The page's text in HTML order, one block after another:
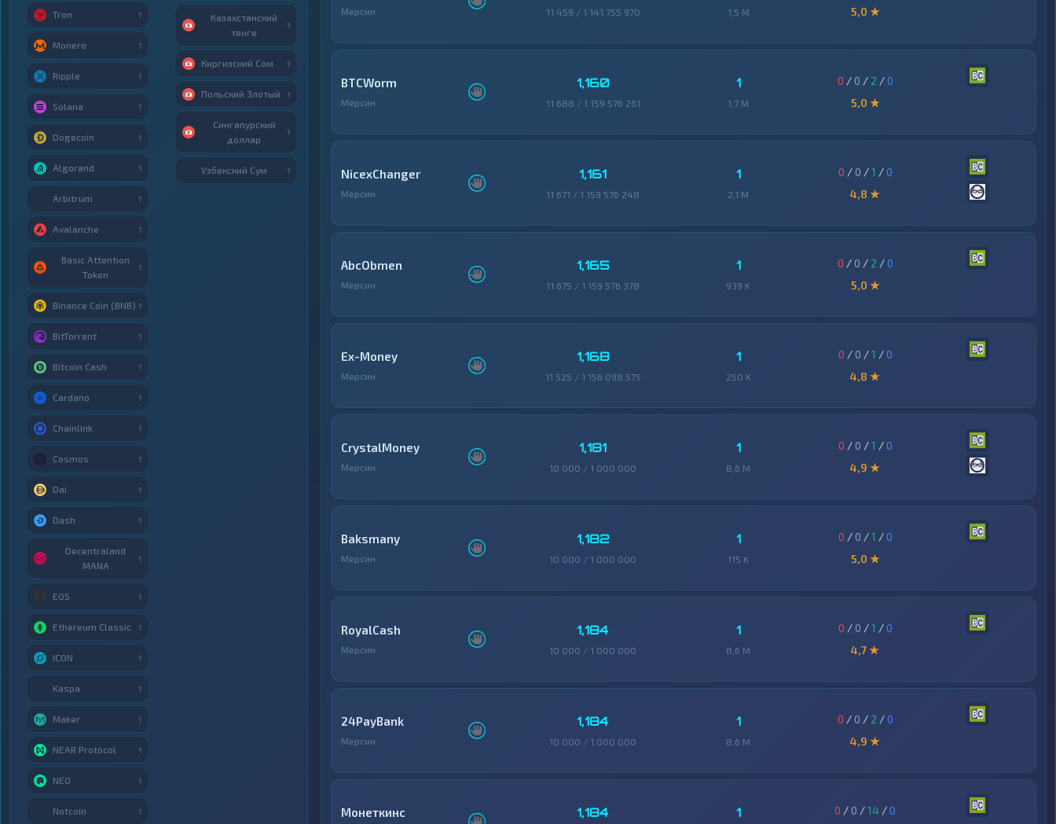
Мерсин 11 459 / 1 141 755 970 1,5 M
5,0 ★
BTCWorm
Мерсин
1,160
11 688 / 1 159 576 261
1
1,7 M
0 / 0 / 2 /0
5,0 ★
NicexChanger
Мерсин
1,161
11 671 / 1 159 576 248
1
2,1 M
0 / 0 /1 /0
4,8 ★
AbcObmen
Мерсин
1,165
11 675 / 1 159 576 378
1
939 K
0 / 0 / 2 /0
5,0 ★
Ex-Money
Мерсин
1,168
11 525 / 1 156 098 575
1
250 K
0 / 0 /1 /0
4,8 ★
CrystalMoney
Мерсин
1,181
10 000 / 1 000 000
1
8,6 M
0 / 0 /1 /0
4,9 ★
Baksmany
Мерсин
1,182
10 000 / 1 000 000
1
115 K
0 / 0 /1 /0
5,0 ★
RoyalCash
Мерсин
1,184
10 000 / 1 000 000
1
8,6 M
0 / 0 /1 /0
4,7 ★
24PayBank
Мерсин
1,184
10 000 / 1 000 000
1
8,6 M
0 / 0 / 2 /0
4,9 ★
Монеткинс 1,184 1 0 / 0 /14 /0
Tron 1
Monero 1
Ripple 1
Solana 1
Dogecoin 1
Algorand 1
Arbitrum 1
Avalanche 1
Basic Attention
Token
1
Binance Coin (BNB) 1
BitTorrent 1
Bitcoin Cash 1
Cardano 1
Chainlink 1
Cosmos 1
Dai 1
Dash 1
Decentraland
MANA
1
EOS 1
Ethereum Classic 1
ICON 1
Kaspa 1
Maker 1
NEAR Protocol 1
NEO 1
Notcoin 1
Казахстанский
тенге
1
Киргизский Сом 1
Польский Злотый 1
Сингапурский
доллар
1
Узбекский Сум 1